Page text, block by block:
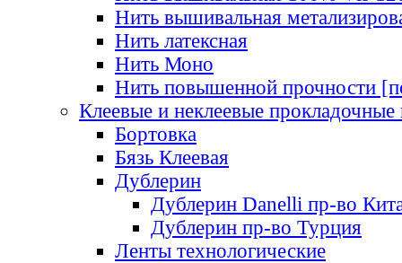
Нить вышивальная
Нить латексная
Нить Моно
Нить повышенной прочности
Клеевые и неклеевые прокладочные
Бортовка
Бязь Клеевая
Дублерин
Дублерин Danelli пр-во
Дублерин пр-во Турция
Ленты технологические